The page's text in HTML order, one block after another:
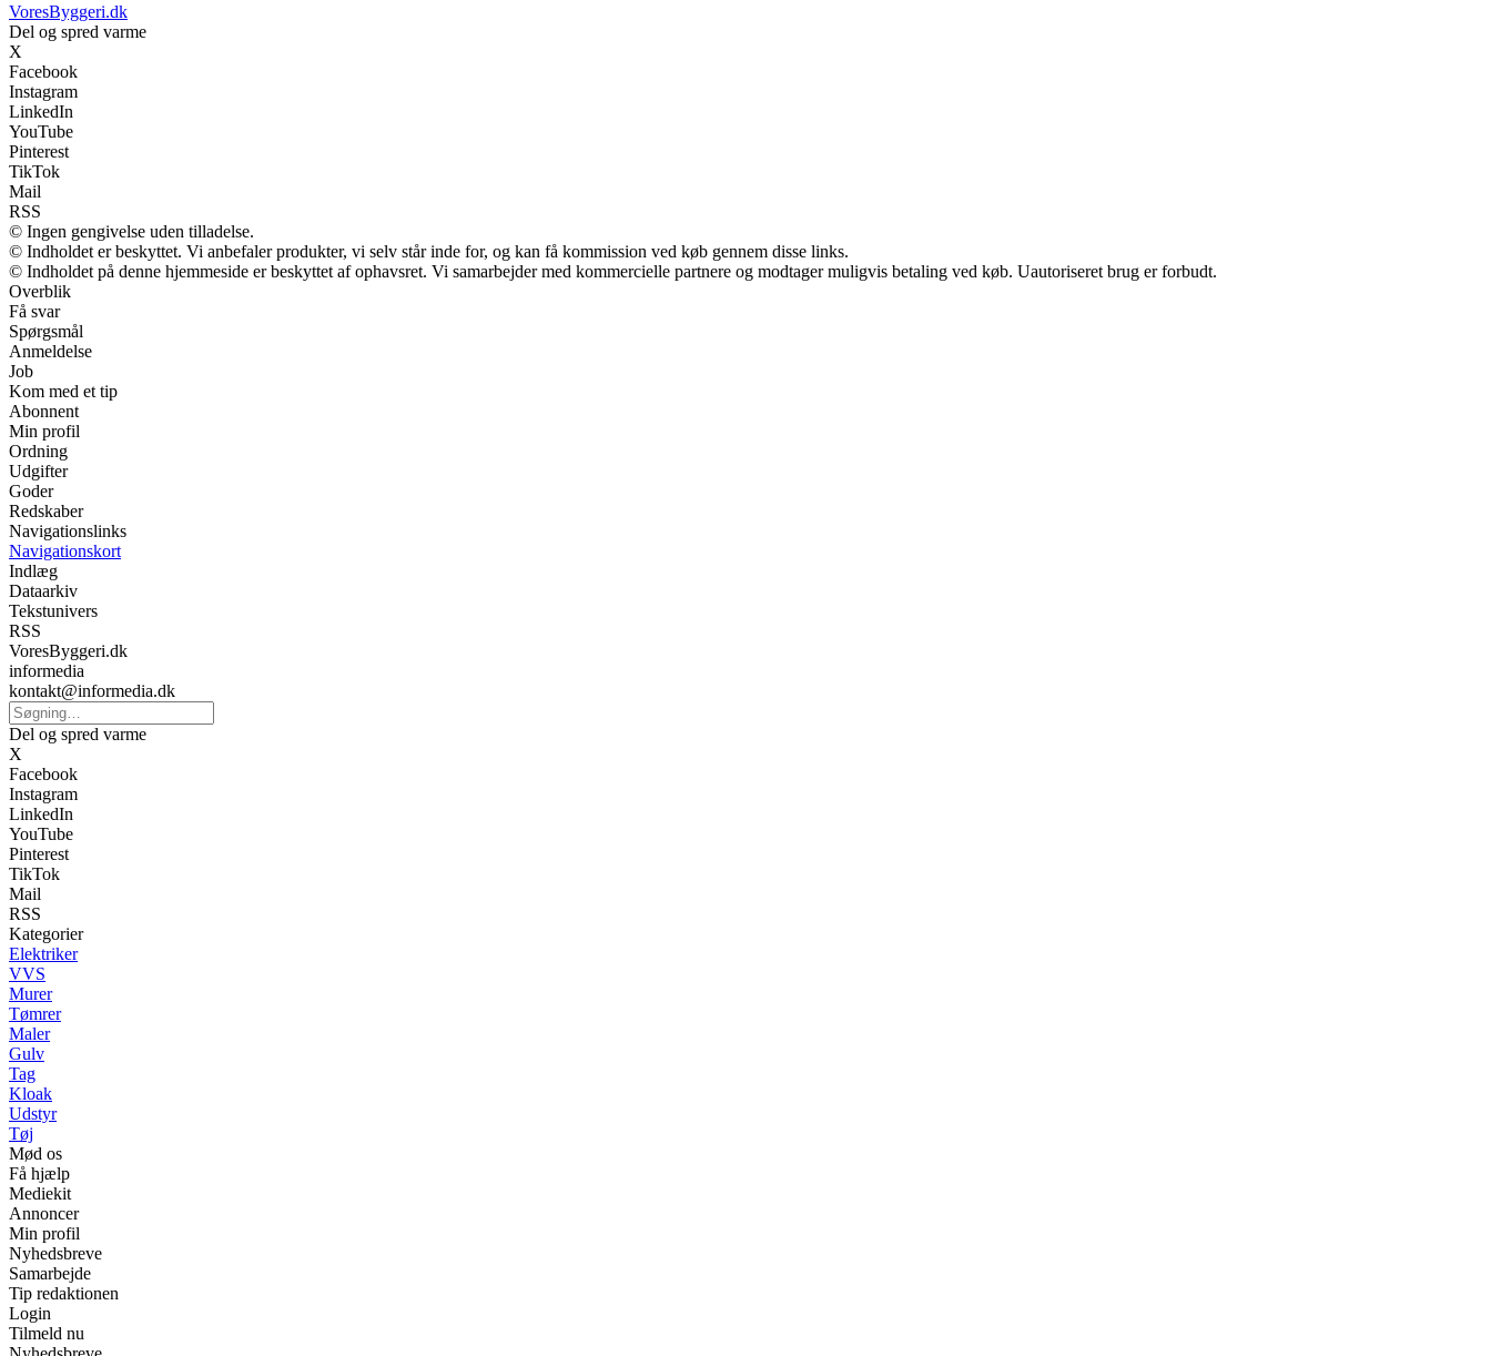
VoresByggeri.dk
Del og spred varme
X
Facebook
Instagram
LinkedIn
YouTube
Pinterest
TikTok
Mail
RSS
© Ingen gengivelse uden tilladelse.
© Indholdet er beskyttet. Vi anbefaler produkter, vi selv står inde for, og kan få kommission ved køb gennem disse links.
© Indholdet på denne hjemmeside er beskyttet af ophavsret. Vi samarbejder med kommercielle partnere og modtager muligvis betaling ved køb. Uautoriseret brug er forbudt.
Overblik
Få svar
Spørgsmål
Anmeldelse
Job
Kom med et tip
Abonnent
Min profil
Ordning
Udgifter
Goder
Redskaber
Navigationslinks
Navigationskort
Indlæg
Dataarkiv
Tekstunivers
RSS
VoresByggeri.dk
informedia
kontakt@informedia.dk
Del og spred varme
X
Facebook
Instagram
LinkedIn
YouTube
Pinterest
TikTok
Mail
RSS
Kategorier
Elektriker
VVS
Murer
Tømrer
Maler
Gulv
Tag
Kloak
Udstyr
Tøj
Mød os
Få hjælp
Mediekit
Annoncer
Min profil
Nyhedsbreve
Samarbejde
Tip redaktionen
Login
Tilmeld nu